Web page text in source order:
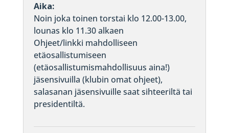
Aika:
Noin joka toinen torstai klo 12.00-13.00,
lounas klo 11.30 alkaen
Ohjeet/linkki mahdolliseen
etäosallistumiseen
(etäosallistumismahdollisuus aina!)
jäsensivuilla (klubin omat ohjeet),
salasanan jäsensivuille saat sihteeriltä tai
presidentiltä.